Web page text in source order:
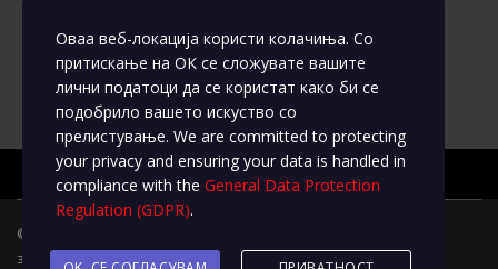
© 2020
задржуваат сите права на измени
Оваа веб-локација користи колачиња. Со
притискање на ОК се сложувате вашите
лични податоци да се користат како би се
подобрило вашето искуство со
прелистување. We are committed to protecting
your privacy and ensuring your data is handled in
compliance with the General Data Protection
Regulation (GDPR).